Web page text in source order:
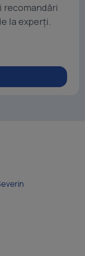
recomandări
la experți.